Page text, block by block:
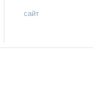
сайт